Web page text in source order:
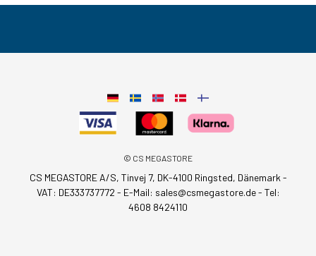
© CS MEGASTORE
CS MEGASTORE A/S, Tinvej 7, DK-4100 Ringsted, Dänemark -
VAT: DE333737772 - E-Mail: sales@csmegastore.de- Tel:
4608 8424110